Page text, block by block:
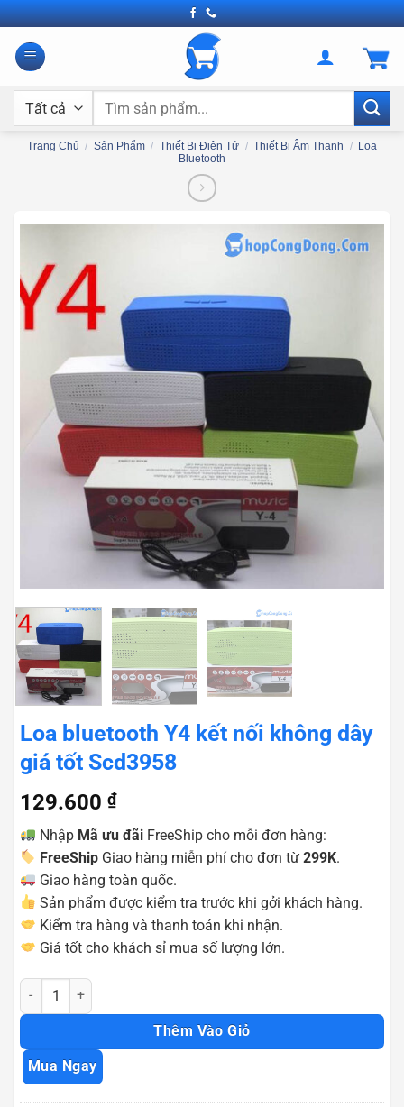
Bỏ
qua
nội
Tìm
Trang Chủ / Sản Phẩm / Thiết Bị Điện Tử / Thiết Bị Âm Thanh / Loa
Bluetooth
Loa bluetooth Y4 kết nối không dây
giá tốt Scd3958
129.600 ₫
Nhập Mã ưu đãi FreeShip cho mỗi đơn hàng:
FreeShip Giao hàng miễn phí cho đơn từ299K.
Giao hàng toàn quốc.
Sản phẩm được kiểm tra trước khi gởi khách hàng.
Kiểm tra hàng và thanh toán khi nhận.
Giá tốt cho khách sỉ mua số lượng lớn.
Loa bluetooth Y4 kết nối không dây giá tốt Scd3958 số lượng
Thêm Vào Giỏ
Mua Ngay